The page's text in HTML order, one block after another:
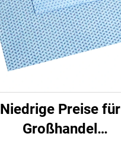
Niedrige Preise für
Großhandel